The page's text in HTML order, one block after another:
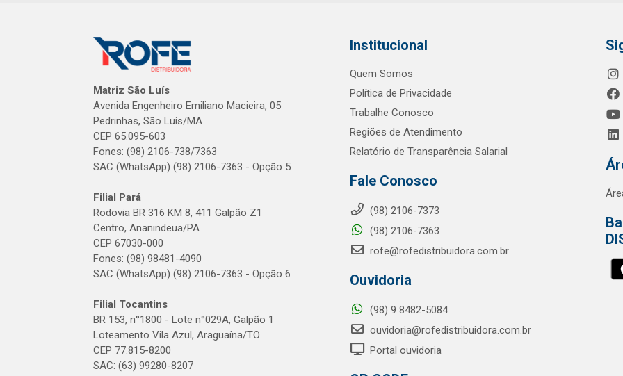
Matriz São Luís
Avenida Engenheiro Emiliano Macieira, 05
Pedrinhas, São Luís/MA
CEP 65.095-603
Fones: (98) 2106-738/7363
SAC (WhatsApp) (98) 2106-7363 - Opção 5
Filial Pará
Rodovia BR 316 KM 8, 411 Galpão Z1
Centro, Ananindeua/PA
CEP 67030-000
Fones: (98) 98481-4090
SAC (WhatsApp) (98) 2106-7363 - Opção 6
Filial Tocantins
BR 153, n°1800 - Lote n°029A, Galpão 1
Loteamento Vila Azul, Araguaína/TO
CEP 77.815-8200
SAC: (63) 99280-8207
Institucional
Quem Somos
Política de Privacidade
Trabalhe Conosco
Regiões de Atendimento
Relatório de Transparência Salarial
Fale Conosco
(98) 2106-7373
(98) 2106-7363
rofe@rofedistribuidora.com.br
Ouvidoria
(98) 9 8482-5084
ouvidoria@rofedistribuidora.com.br
Portal ouvidoria